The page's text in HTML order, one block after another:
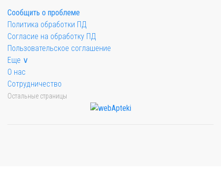
Сообщить о проблеме
Политика обработки ПД
Согласие на обработку ПД
Пользовательское соглашение
Еще ∨
О нас
Сотрудничество
Остальные страницы